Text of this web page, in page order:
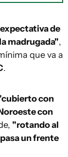
de
madrugada",
que va a
.
con
con
"rotando al
un frente